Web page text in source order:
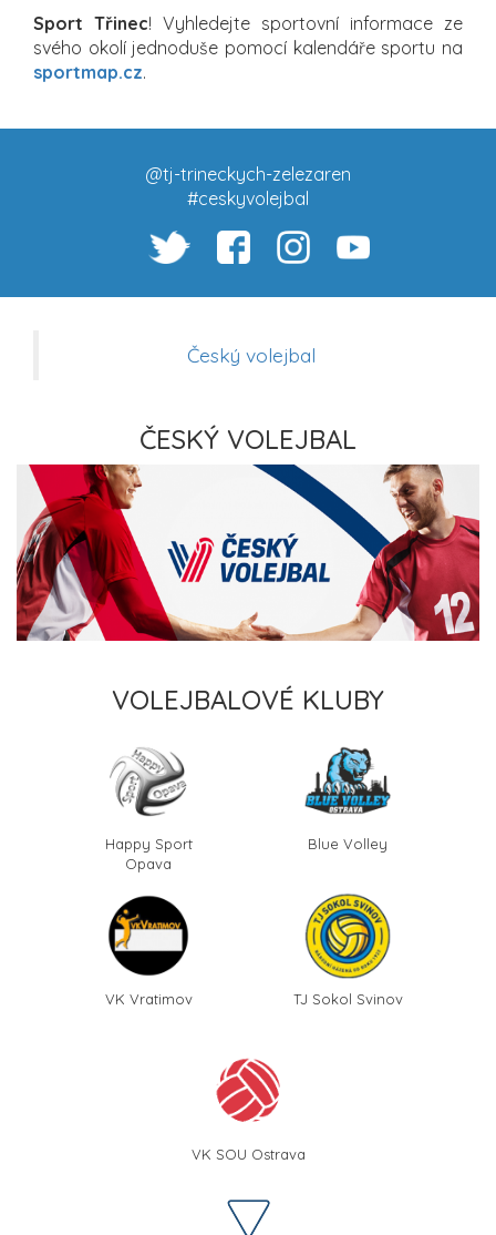
Sport Třinec! Vyhledejte sportovní informace ze
svého okolí jednoduše pomocí kalendáře sportu na
sportmap.cz.
@tj-trineckych-zelezaren
#ceskyvolejbal
Český volejbal
ČESKÝ VOLEJBAL
VOLEJBALOVÉ KLUBY
Happy Sport
Opava
Blue Volley
VK Vratimov TJ Sokol Svinov
VK SOU Ostrava